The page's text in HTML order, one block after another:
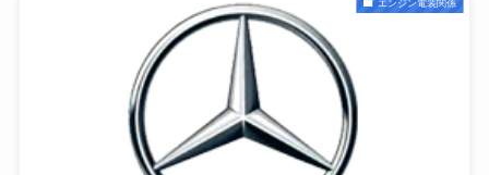
エンジン電装関係